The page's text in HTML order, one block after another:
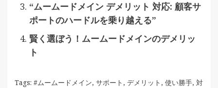
“ムームードメイン デメリット 対応: 顧客サ
ポートのハードルを乗り越える”
賢く選ぼう！ムームードメインのデメリッ
ト
Tags: #ムームードメイン, サポート , デメリット , 使い勝手, 対